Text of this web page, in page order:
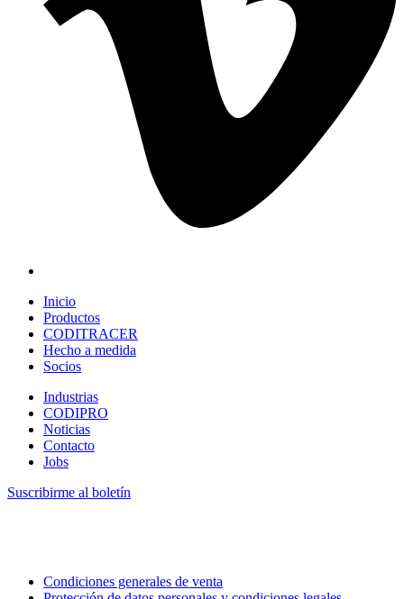
Inicio
Productos
CODITRACER
Hecho a medida
Socios
Industrias
CODIPRO
Noticias
Contacto
Jobs
Suscribirme al boletín
Condiciones generales de venta